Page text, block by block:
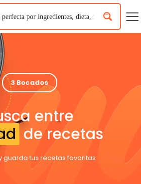
3 Bocados
entre
de recetas
guarda tus recetas favoritas